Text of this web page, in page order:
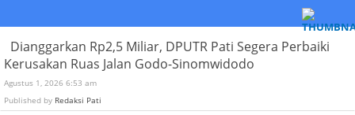
Dianggarkan Rp2,5 Miliar, DPUTR Pati Segera Perbaiki
Kerusakan Ruas Jalan Godo-Sinomwidodo
Agustus 1, 2026 6:53 am
Published by Redaksi Pati